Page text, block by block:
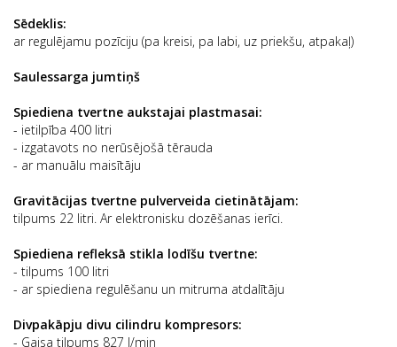
Sēdeklis:
ar regulējamu pozīciju (pa kreisi, pa labi, uz priekšu, atpakaļ)
Saulessarga jumtiņš
Spiediena tvertne aukstajai plastmasai:
- ietilpība 400 litri
- izgatavots no nerūsējošā tērauda
- ar manuālu maisītāju
Gravitācijas tvertne pulverveida cietinātājam:
tilpums 22 litri. Ar elektronisku dozēšanas ierīci.
Spiediena refleksā stikla lodīšu tvertne:
- tilpums 100 litri
- ar spiediena regulēšanu un mitruma atdalītāju
Divpakāpju divu cilindru kompresors:
- Gaisa tilpums 827 l/min